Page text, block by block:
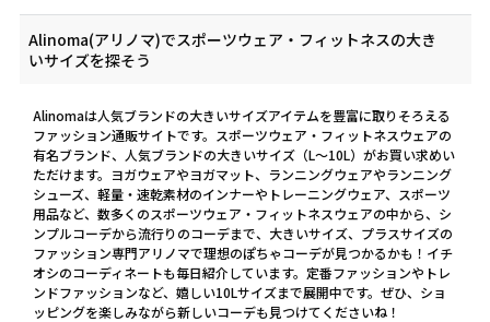
Alinoma(アリノマ)でスポーツウェア・フィットネスの大き
いサイズを探そう
Alinomaは人気ブランドの大きいサイズアイテムを豊富に取りそろえる
ファッション通販サイトです。スポーツウェア・フィットネスウェアの
有名ブランド、人気ブランドの大きいサイズ（L～10L）がお買い求めい
ただけます。ヨガウェアやヨガマット、ランニングウェアやランニング
シューズ、軽量・速乾素材のインナーやトレーニングウェア、スポーツ
用品など、数多くのスポーツウェア・フィットネスウェアの中から、シ
ンプルコーデから流行りのコーデまで、大きいサイズ、プラスサイズの
ファッション専門アリノマで理想のぽちゃコーデが見つかるかも！イチ
オシのコーディネートも毎日紹介しています。定番ファッションやトレ
ンドファッションなど、嬉しい10Lサイズまで展開中です。ぜひ、ショ
ッピングを楽しみながら新しいコーデも見つけてくださいね！